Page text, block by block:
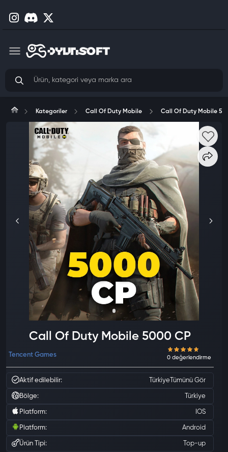
Kategoriler Call Of Duty Mobile Call Of Duty Mobile
Call Of Duty Mobile 5000 CP
Tencent Games
Aktif edilebilir: Türkiye Tümünü Gör
Bölge: Türkiye
Platform: IOS
Platform: Android
Ürün Tipi: Top-up